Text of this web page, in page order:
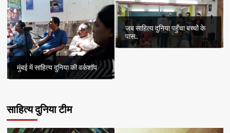
मुंबई में साहित्य दुनिया की वर्कशॉप
जब साहित्य दुनिया पहुँचा बच्चों के
पास..
साहित्य दुनिया टीम